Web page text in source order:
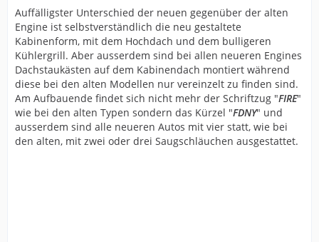
Auffälligster Unterschied der neuen gegenüber der alten
Engine ist selbstverständlich die neu gestaltete
Kabinenform, mit dem Hochdach und dem bulligeren
Kühlergrill. Aber ausserdem sind bei allen neueren Engines
Dachstaukästen auf dem Kabinendach montiert während
diese bei den alten Modellen nur vereinzelt zu finden sind.
Am Aufbauende findet sich nicht mehr der Schriftzug "FIRE"
wie bei den alten Typen sondern das Kürzel "FDNY" und
ausserdem sind alle neueren Autos mit vier statt, wie bei
den alten, mit zwei oder drei Saugschläuchen ausgestattet.